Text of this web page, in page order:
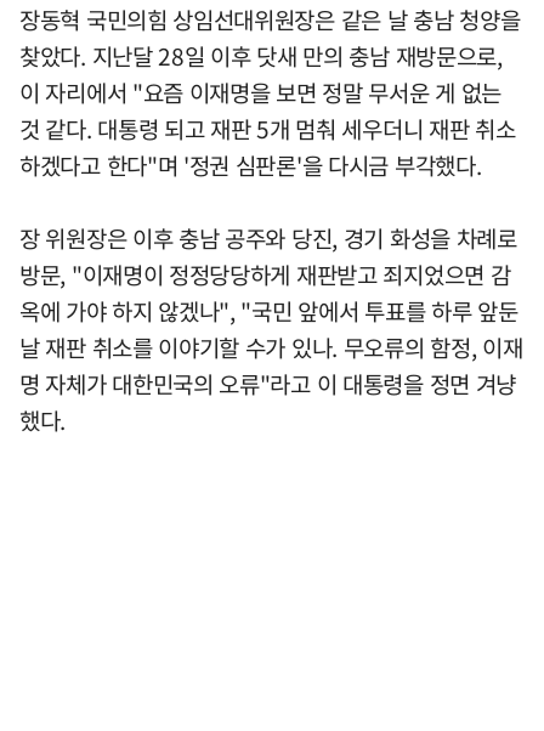
장동혁 국민의힘 상임선대위원장은 같은 날 충남 청양을
찾았다. 지난달 28일 이후 닷새 만의 충남 재방문으로,
이 자리에서 "요즘 이재명을 보면 정말 무서운 게 없는
것 같다. 대통령 되고 재판 5개 멈춰 세우더니 재판 취소
하겠다고 한다"며 '정권 심판론'을 다시금 부각했다.
장 위원장은 이후 충남 공주와 당진, 경기 화성을 차례로
방문, "이재명이 정정당당하게 재판받고 죄지었으면 감
옥에 가야 하지 않겠나", "국민 앞에서 투표를 하루 앞둔
날 재판 취소를 이야기할 수가 있나. 무오류의 함정, 이재
명 자체가 대한민국의 오류"라고 이 대통령을 정면 겨냥
했다.